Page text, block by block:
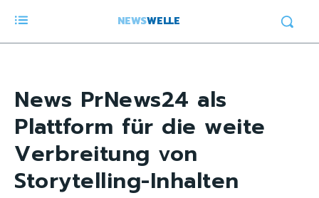
NEWSWELLE
News PrNews24 als
Plattform für die weite
Verbreitung von
Storytelling-Inhalten